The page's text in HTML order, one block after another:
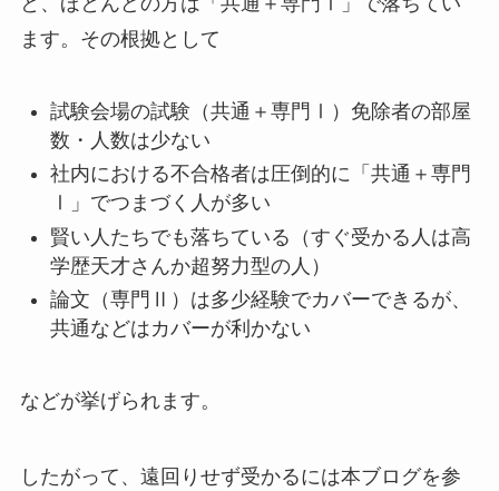
ます。その根拠として
試験会場の試験（共通＋専門Ⅰ）免除者の部屋
数・人数は少ない
社内における不合格者は圧倒的に「共通＋専門
Ⅰ」でつまづく人が多い
賢い人たちでも落ちている（すぐ受かる人は高
学歴天才さんか超努力型の人）
論文（専門Ⅱ）は多少経験でカバーできるが、
共通などはカバーが利かない
などが挙げられます。
したがって、遠回りせず受かるには本ブログを参